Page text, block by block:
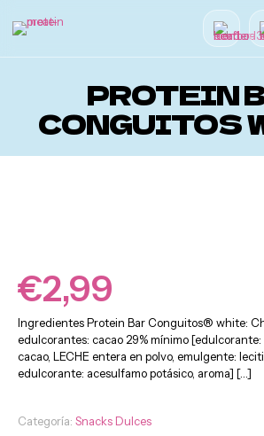
PROTEIN
CONGUITOS
€2,99
Ingredientes Protein Bar Conguitos® white:
edulcorantes: cacao 29% mínimo
cacao, LECHE entera en polvo, emulgente:
edulcorante: acesulfamo potásico, aroma] […]
Categoría: Snacks Dulces
Fitness